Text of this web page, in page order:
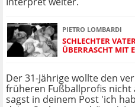
PIETRO LOMBARDI
SCHLECHTER
ÜBERRASCHT MIT
Der 31-Jährige wollte den
früheren Fußballprofis nicht
sagst in deinem Post 'ich